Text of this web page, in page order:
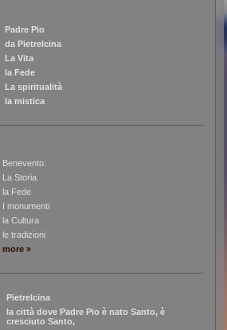
Padre Pio
da Pietrelcina
La Vita
la Fede
La spiritualità
la mistica
Benevento:
La Storia
la Fede
I monumenti
la Cultura
le tradizioni
more »
Pietrelcina
la città dove Padre Pio è nato Santo, è
cresciuto Santo,